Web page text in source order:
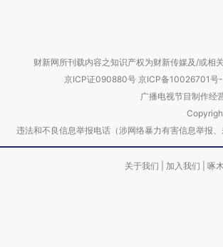
财新网所刊载内容之知识产权为财新传媒及/或相
京ICP证090880号 京ICP备10026701号
广播电视节目制作经
违法和不良信息举报电话（涉网络暴力有害信息举
关于我们 加入我们 啄